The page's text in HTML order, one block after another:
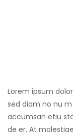
Lorem ipsum
sed diam no nu
accumsan etiu
de er. At